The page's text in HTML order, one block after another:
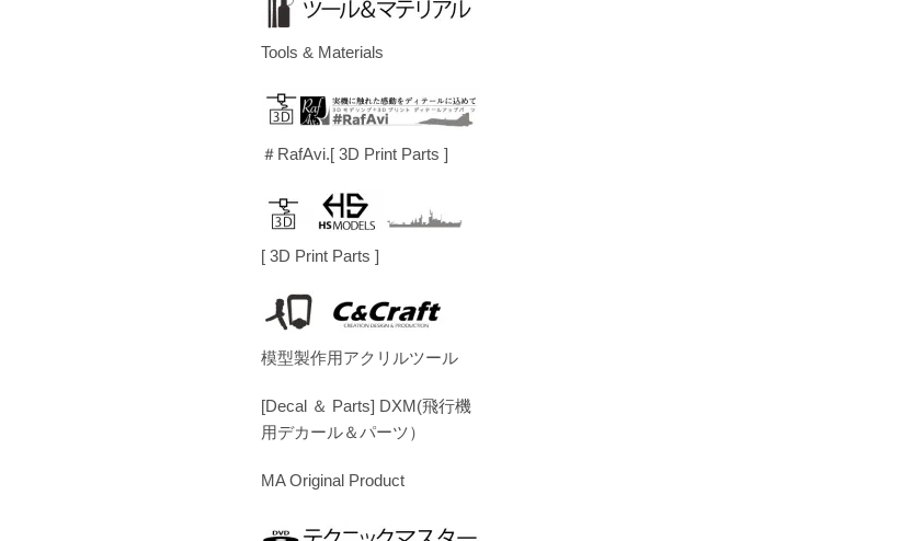
Tools & Materials
＃RafAvi.[ 3D Print Parts ]
[ 3D Print Parts ]
模型製作用アクリルツール
[Decal ＆ Parts] DXM(飛行機
用デカール＆パーツ）
MA Original Product